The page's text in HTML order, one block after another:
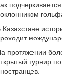
Казахстане
протяжении
турнир